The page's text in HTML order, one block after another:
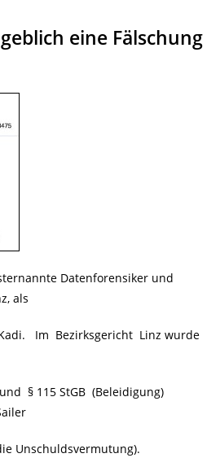
eine Fälschung
Datenforensiker und
als
Im Bezirksgericht Linz wurde
§ 115 StGB (Beleidigung)
Unschuldsvermutung).